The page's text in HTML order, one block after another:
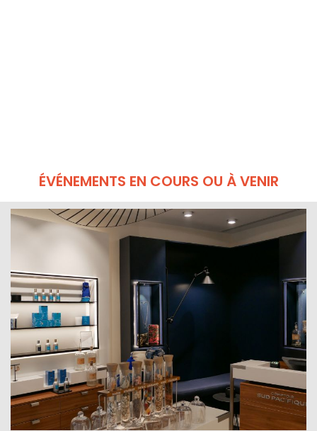
ÉVÉNEMENTS EN COURS OU À VENIR